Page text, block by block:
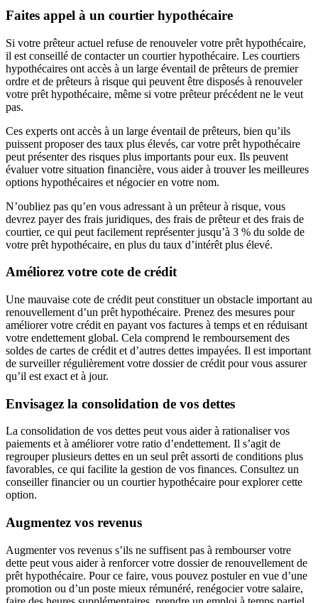
Faites appel à un courtier hypothécaire
Si votre prêteur actuel refuse de renouveler votre prêt hypothécaire,
il est conseillé de contacter un courtier hypothécaire. Les courtiers
hypothécaires ont accès à un large éventail de prêteurs de premier
ordre et de prêteurs à risque qui peuvent être disposés à renouveler
votre prêt hypothécaire, même si votre prêteur précédent ne le veut
pas.
Ces experts ont accès à un large éventail de prêteurs, bien qu’ils
puissent proposer des taux plus élevés, car votre prêt hypothécaire
peut présenter des risques plus importants pour eux. Ils peuvent
évaluer votre situation financière, vous aider à trouver les meilleures
options hypothécaires et négocier en votre nom.
N’oubliez pas qu’en vous adressant à un prêteur à risque, vous
devrez payer des frais juridiques, des frais de prêteur et des frais de
courtier, ce qui peut facilement représenter jusqu’à 3 % du solde de
votre prêt hypothécaire, en plus du taux d’intérêt plus élevé.
Améliorez votre cote de crédit
Une mauvaise cote de crédit peut constituer un obstacle important au
renouvellement d’un prêt hypothécaire. Prenez des mesures pour
améliorer votre crédit en payant vos factures à temps et en réduisant
votre endettement global. Cela comprend le remboursement des
soldes de cartes de crédit et d’autres dettes impayées. Il est important
de surveiller régulièrement votre dossier de crédit pour vous assurer
qu’il est exact et à jour.
Envisagez la consolidation de vos dettes
La consolidation de vos dettes peut vous aider à rationaliser vos
paiements et à améliorer votre ratio d’endettement. Il s’agit de
regrouper plusieurs dettes en un seul prêt assorti de conditions plus
favorables, ce qui facilite la gestion de vos finances. Consultez un
conseiller financier ou un courtier hypothécaire pour explorer cette
option.
Augmentez vos revenus
Augmenter vos revenus s’ils ne suffisent pas à rembourser votre
dette peut vous aider à renforcer votre dossier de renouvellement de
prêt hypothécaire. Pour ce faire, vous pouvez postuler en vue d’une
promotion ou d’un poste mieux rémunéré, renégocier votre salaire,